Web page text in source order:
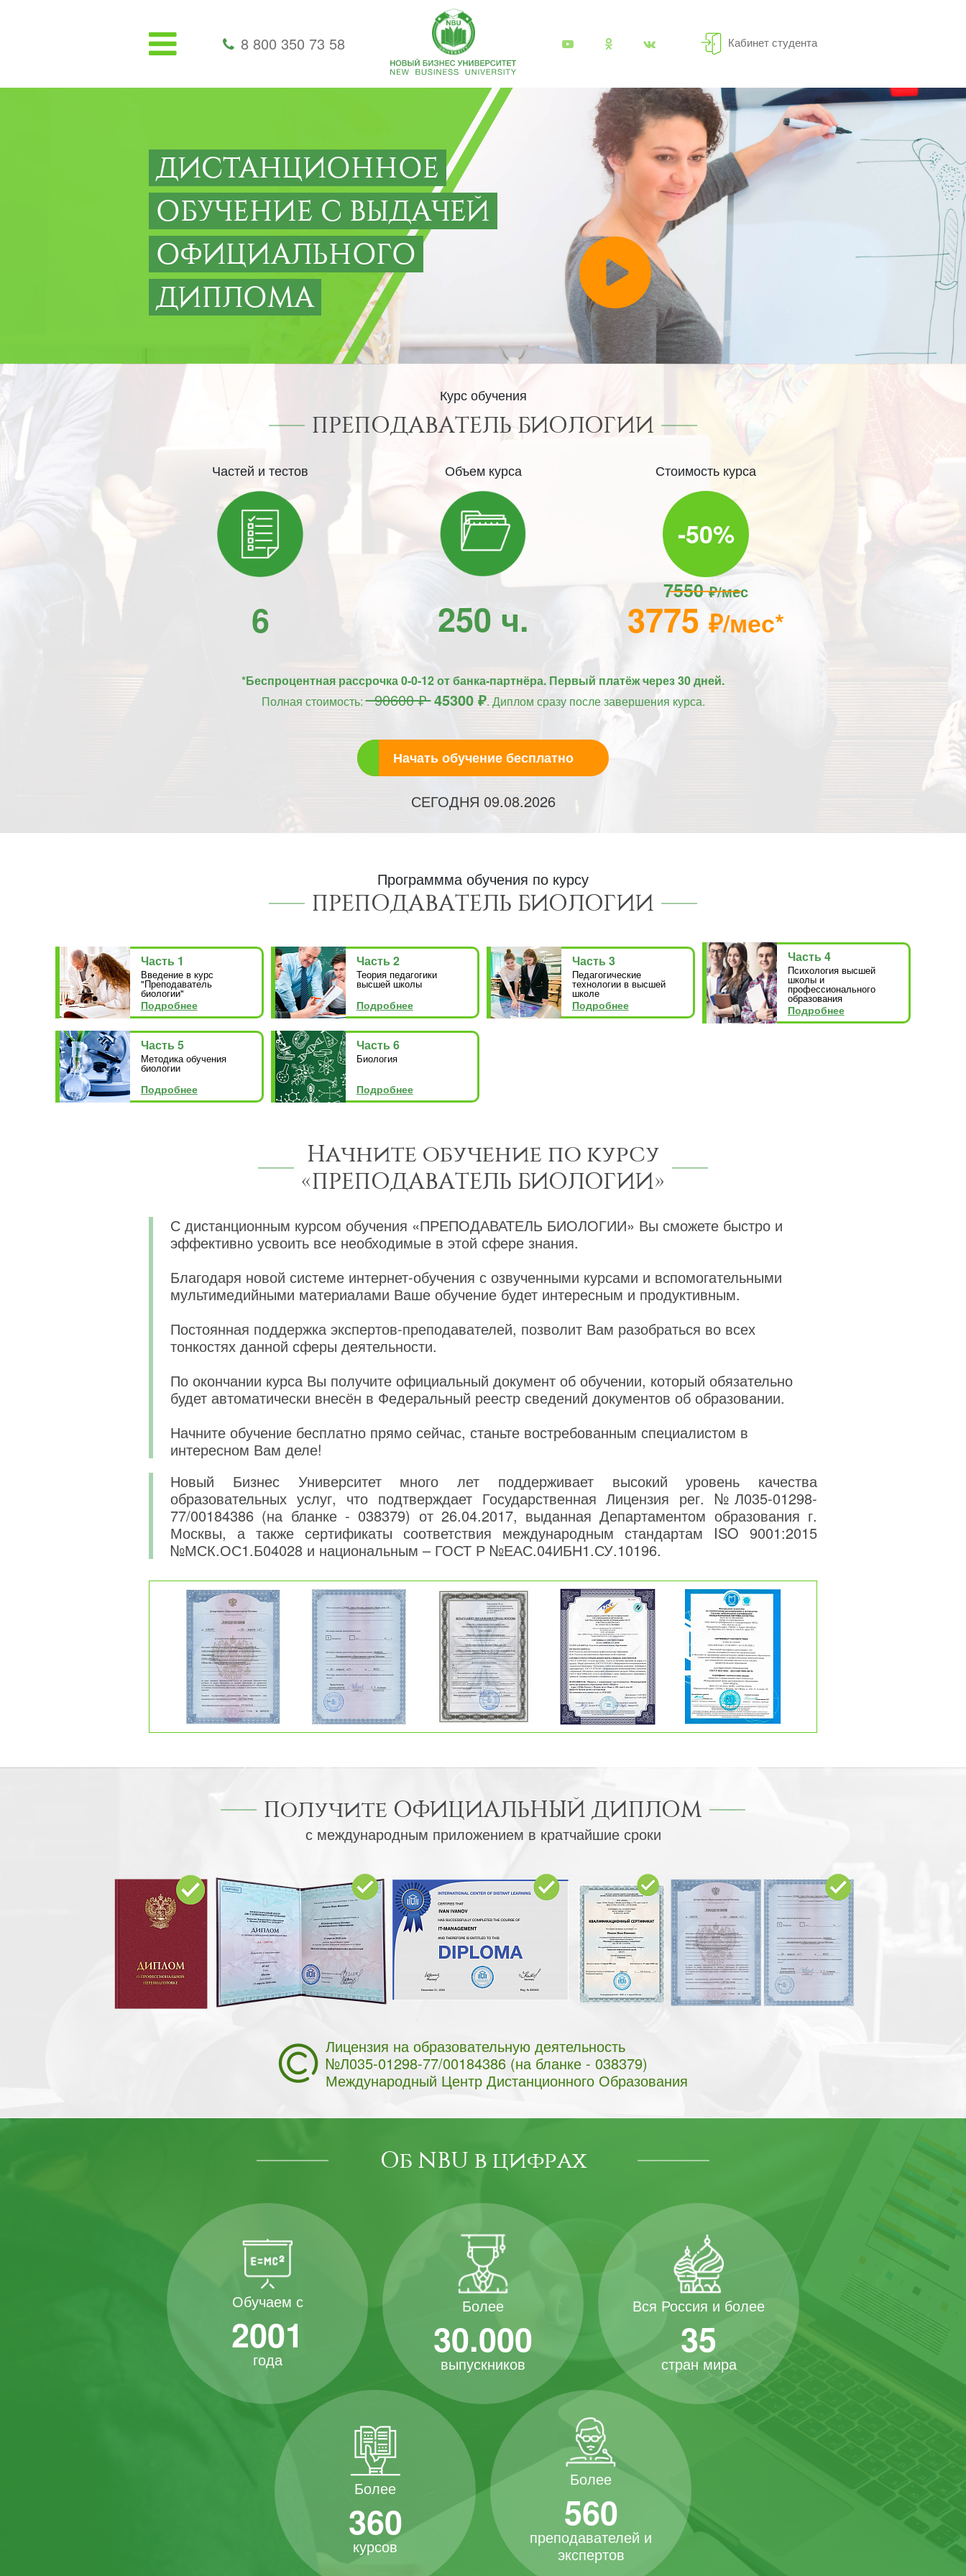
8 800 350 73 58 Кабинет студента
ДИСТАНЦИОННОЕ
ОБУЧЕНИЕ С ВЫДАЧЕЙ
ОФИЦИАЛЬНОГО
ДИПЛОМА
Курс обучения
ПРЕПОДАВАТЕЛЬ БИОЛОГИИ
Частей и тестов
6
Объем курса
250 ч.
Стоимость курса
-50%
7550₽/мес
3775₽/мес*
*Беспроцентная рассрочка 0-0-12 от банка-партнёра. Первый платёж через 30 дней.
Полная стоимость:90600 ₽45300 ₽. Диплом сразу после завершения курса.
Начать обучение бесплатно
СЕГОДНЯ 09.08.2026
Программма обучения по курсу
ПРЕПОДАВАТЕЛЬ БИОЛОГИИ
Часть 1
Введение в курс
"Преподаватель
биологии"
Подробнее
Часть 2
Теория педагогики
высшей школы
Подробнее
Часть 3
Педагогические
технологии в высшей
школе
Подробнее
Часть 4
Психология высшей
школы и
профессионального
образования
Подробнее
Часть 5
Методика обучения
биологии
Подробнее
Часть 6
Биология
Подробнее
Начните обучение по курсу
«ПРЕПОДАВАТЕЛЬ БИОЛОГИИ»
С дистанционным курсом обучения «ПРЕПОДАВАТЕЛЬ БИОЛОГИИ» Вы сможете быстро и
эффективно усвоить все необходимые в этой сфере знания.
Благодаря новой системе интернет-обучения с озвученными курсами и вспомогательными
мультимедийными материалами Ваше обучение будет интересным и продуктивным.
Постоянная поддержка экспертов-преподавателей, позволит Вам разобраться во всех
тонкостях данной сферы деятельности.
По окончании курса Вы получите официальный документ об обучении, который обязательно
будет автоматически внесён в Федеральный реестр сведений документов об образовании.
Начните обучение бесплатно прямо сейчас, станьте востребованным специалистом в
интересном Вам деле!
Новый Бизнес Университет много лет поддерживает высокий уровень качества
образовательных услуг, что подтверждает Государственная Лицензия рег. №Л035-01298-
77/00184386 (на бланке - 038379) от 26.04.2017, выданная Департаментом образования г.
Москвы, а также сертификаты соответствия международным стандартам ISO 9001:2015
№МСК.ОС1.Б04028 и национальным – ГОСТ Р №ЕАС.04ИБН1.СУ.10196.
Получите ОФИЦИАЛЬНЫЙ ДИПЛОМ
с международным приложением в кратчайшие сроки
Лицензия на образовательную деятельность
№Л035-01298-77/00184386 (на бланке - 038379)
Международный Центр Дистанционного Образования
Об NBU в цифрах
Обучаем с
2001
года
Более
30.000
выпускников
Вся Россия и более
35
стран мира
Более
360
курсов
Более
560
преподавателей и
экспертов